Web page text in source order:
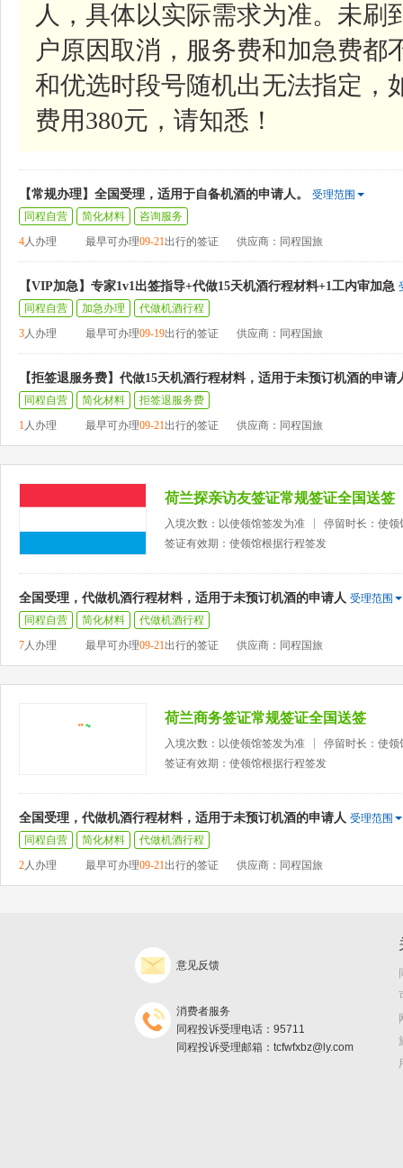
人，具体以实际需求为准。未
户原因取消，服务费和加急费
和优选时段号随机出无法指定，
费用380元，请知悉！
【常规办理】全国受理，适用于自备机酒的申请人。
受理范围
同程自营
简化材料
咨询服务
4人办理 最早可办理09-21出行的签证 供应商：同程国旅
【VIP加急】专家1v1出签指导+代做15天机酒行程材料+1工内审加急
同程自营
加急办理
代做机酒行程
3人办理 最早可办理09-19出行的签证 供应商：同程国旅
【拒签退服务费】代做15天机酒行程材料，适用于未预订机酒的申请
同程自营 简化材料
拒签退服务费
1人办理 最早可办理09-21出行的签证 供应商：同程国旅
荷兰探亲访友签证常规签证全国送签
入境次数：以使领馆签发为准
停留时长：使领
签证有效期：使领馆根据行程签发
全国受理，代做机酒行程材料，适用于未预订机酒的申请人 受理范围
同程自营
简化材料
代做机酒行程
7人办理 最早可办理09-21出行的签证 供应商：同程国旅
荷兰商务签证常规签证全国送签
入境次数：以使领馆签发为准
停留时长：使领
签证有效期：使领馆根据行程签发
全国受理，代做机酒行程材料，适用于未预订机酒的申请人 受理范围
同程自营
简化材料
代做机酒行程
2人办理 最早可办理09-21出行的签证 供应商：同程国旅
意见反馈
消费者服务
同程投诉受理电话：95711
同程投诉受理邮箱：tcfwfxbz@ly.com